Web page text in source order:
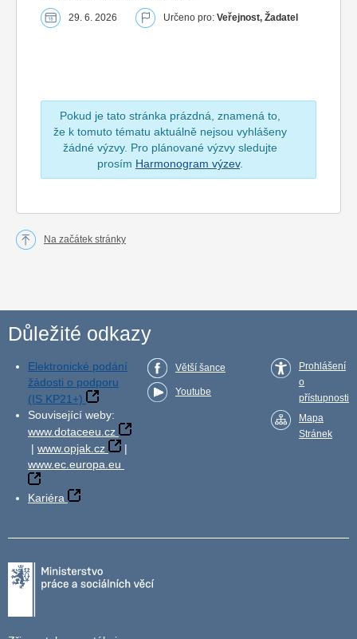
29. 6. 2026 Určeno pro: Veřejnost, Žadatel
Pokud je tato stránka prázdná, znamená to,
že k tomuto tématu aktuálně nejsou vyhlášeny
žádné výzvy. Pro plánované výzvy sledujte
prosím Harmonogram výzev.
Na začátek stránky
Důležité odkazy
Elektronické podání
žádosti o podporu
(IS KP21+)
Související weby:
www.dotaceeu.cz
| www.opjak.cz
|
www.ec.europa.eu
Kariéra
Větší šance
Youtube
Prohlášení
o
přístupnosti
Mapa
Stránek